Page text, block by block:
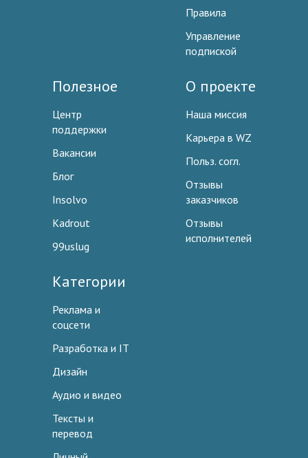
Правила
Управление
подпиской
Полезное
Центр
поддержки
Вакансии
Блог
Insolvo
Kadrout
99uslug
О проекте
Наша миссия
Карьера в WZ
Польз. согл.
Отзывы
заказчиков
Отзывы
исполнителей
Категории
Реклама и
соцсети
Разработка и IT
Дизайн
Аудио и видео
Тексты и
перевод